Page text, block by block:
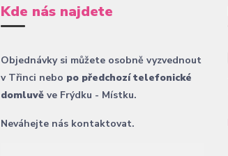
Kde nás najdete
Objednávky si můžete osobně vyzvednout
v Třinci nebo po předchozí telefonické
domluvě ve Frýdku - Místku.
Neváhejte nás kontaktovat.